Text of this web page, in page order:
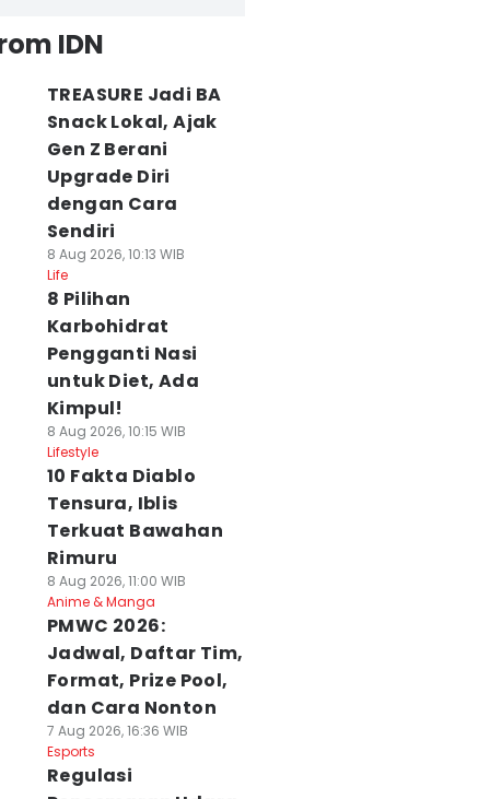
IDN
TREASURE Jadi BA
Snack Lokal, Ajak
Gen Z Berani
Upgrade Diri
dengan Cara
Sendiri
8 Aug 2026, 10:13 WIB
Life
8 Pilihan
Karbohidrat
Pengganti Nasi
untuk Diet, Ada
Kimpul!
8 Aug 2026, 10:15 WIB
Lifestyle
10 Fakta Diablo
Tensura, Iblis
Terkuat Bawahan
Rimuru
8 Aug 2026, 11:00 WIB
Anime & Manga
PMWC 2026:
Jadwal, Daftar Tim,
Format, Prize Pool,
dan Cara Nonton
7 Aug 2026, 16:36 WIB
Esports
Regulasi